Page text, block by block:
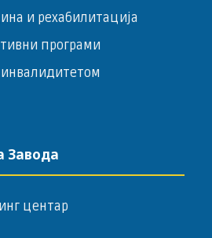
и рехабилитација
програми
инвалидитетом
Завода
центар